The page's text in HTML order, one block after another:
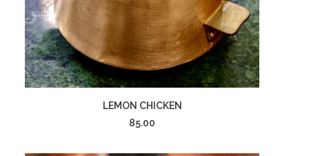
إضافة إلى السلة
LEMON CHICKEN
85.00